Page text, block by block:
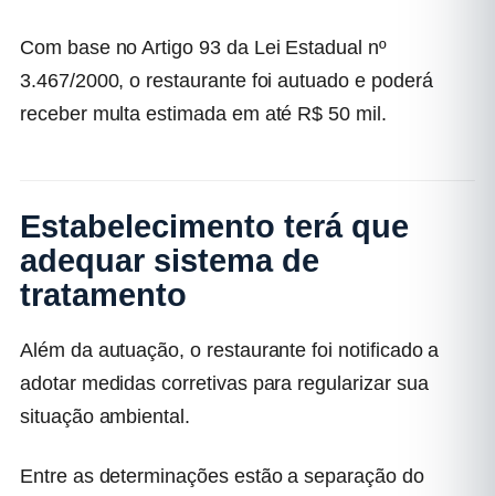
Com base no Artigo 93 da Lei Estadual nº
3.467/2000, o restaurante foi autuado e poderá
receber multa estimada em até R$ 50 mil.
Estabelecimento terá que
adequar sistema de
tratamento
Além da autuação, o restaurante foi notificado a
adotar medidas corretivas para regularizar sua
situação ambiental.
Entre as determinações estão a separação do